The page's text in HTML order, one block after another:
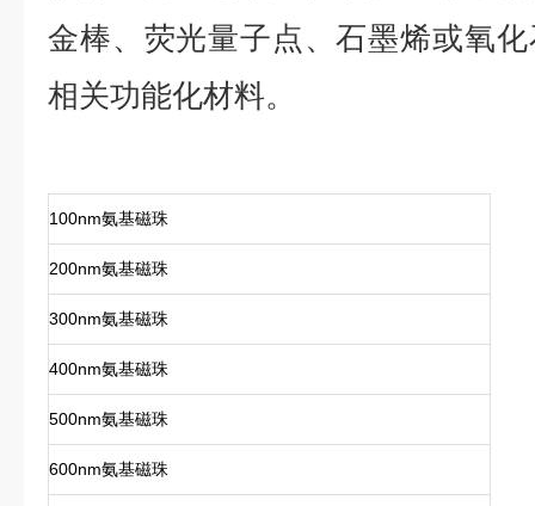
金棒、荧光量子点、石墨烯或氧
相关功能化材料。
100nm氨基磁珠
200nm氨基磁珠
300nm氨基磁珠
400nm氨基磁珠
500nm氨基磁珠
600nm氨基磁珠